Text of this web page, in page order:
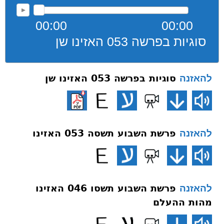
00:00
00:00
סוגיות בפרשה 053 האזינו שן
להאזנה סוגיות בפרשה 053 האזינו שן
להאזנה פרשת השבוע תשסה 053 האזינו
להאזנה
פרשת השבוע תשסו 046 האזינו
מהות ההעלם